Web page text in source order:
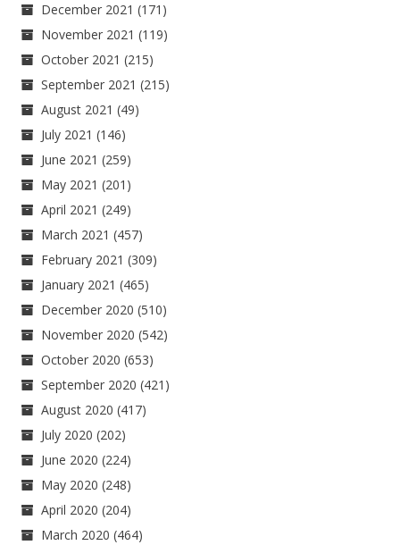
December 2021 (171)
November 2021 (119)
October 2021 (215)
September 2021 (215)
August 2021 (49)
July 2021 (146)
June 2021 (259)
May 2021 (201)
April 2021 (249)
March 2021 (457)
February 2021 (309)
January 2021 (465)
December 2020 (510)
November 2020 (542)
October 2020 (653)
September 2020 (421)
August 2020 (417)
July 2020 (202)
June 2020 (224)
May 2020 (248)
April 2020 (204)
March 2020 (464)